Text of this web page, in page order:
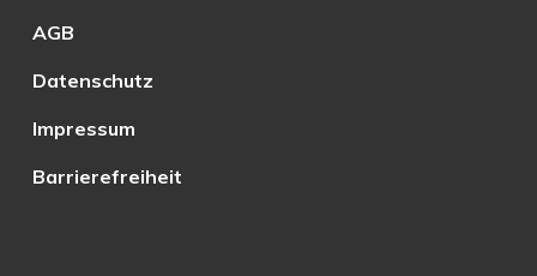
AGB
Datenschutz
Impressum
Barrierefreiheit